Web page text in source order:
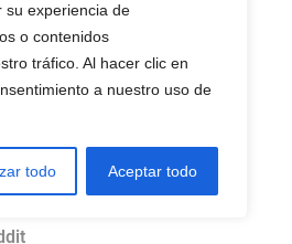
su experiencia de
o contenidos
tráfico. Al hacer clic en
a nuestro uso de
todo Aceptar todo